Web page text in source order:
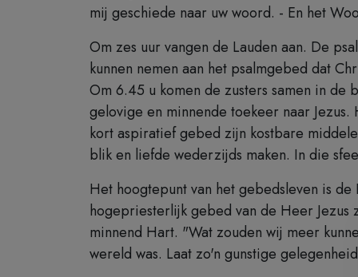
mij geschiede naar uw woord. - En het
Om zes uur vangen de Lauden aan. De
kunnen nemen aan het psalmgebed dat
Om 6.45 u komen de zusters samen in
gelovige en minnende toekeer naar
kort aspiratief gebed zijn kostbare
blik en liefde wederzijds maken. In die
Het hoogtepunt van het gebedsleven is
hogepriesterlijk gebed van de Heer
minnend Hart. "Wat zouden wij meer
wereld was. Laat zo'n gunstige